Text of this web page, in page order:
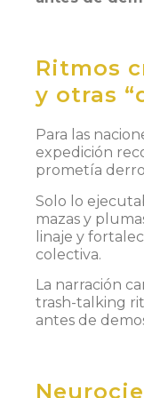
Ritmos
y otras
Para las
expedición
prometía
Solo lo
mazas y
linaje y
colectiva.
La narración
trash-talking
antes de